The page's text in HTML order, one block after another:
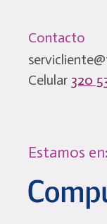
Contacto
Celular 320
Estamos en: